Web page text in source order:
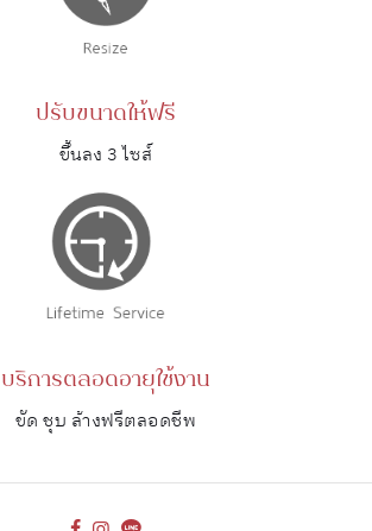
ปรับขนาดให้ฟรี
ขึ้นลง 3 ไซส์
บริการตลอดอายุใช้งาน
ขัด ชุบ ล้างฟรีตลอดชีพ